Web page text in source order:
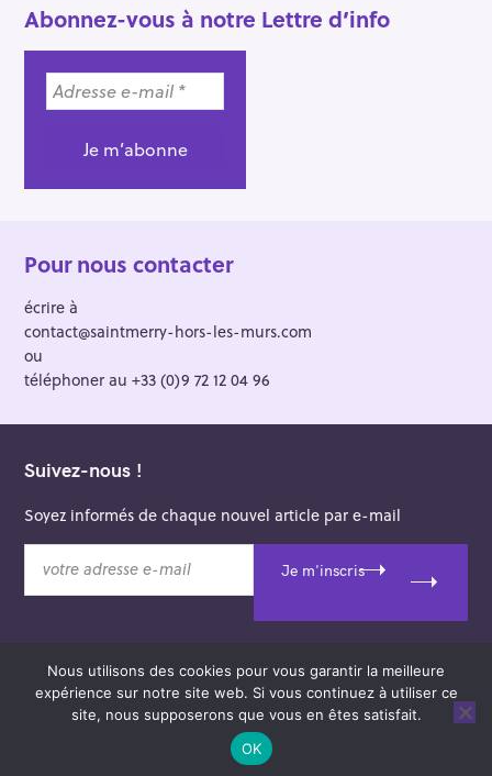
Abonnez-vous à notre Lettre d’info
Pour nous contacter
écrire à
contact@saintmerry-hors-les-murs.com
ou
téléphoner au +33 (0)9 72 12 04 96
Suivez-nous !
Soyez informés de chaque nouvel article par e-mail
t
Je m'inscris
© 2026 Saint-Merry Hors-les-Murs.
Theme: Felt byPixelgrade.
Nous utilisons des cookies pour vous garantir la meilleure
expérience sur notre site web. Si vous continuez à utiliser ce
site, nous supposerons que vous en êtes satisfait.
OK